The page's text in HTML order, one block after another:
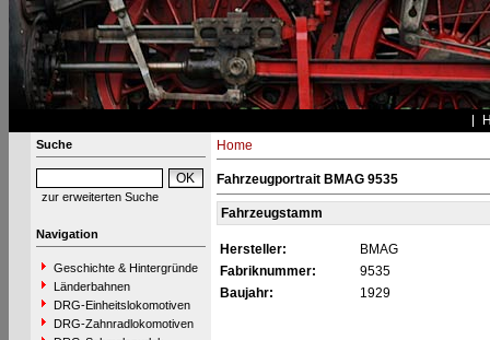
Suche
zur erweiterten Suche
Navigation
Geschichte & Hintergründe
Länderbahnen
DRG-Einheitslokomotiven
DRG-Zahnradlokomotiven
Home
Fahrzeugportrait BMAG 9535
Fahrzeugstamm
Hersteller:
BMAG
Fabriknummer:
9535
Baujahr:
1929